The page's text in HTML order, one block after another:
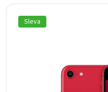
10
590 Kč.
3
233 Kč.
Sleva